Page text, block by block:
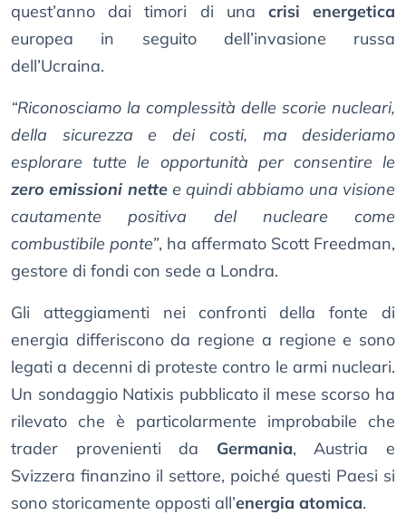
quest’anno dai timori di una crisi energetica
europea in seguito dell’invasione russa
dell’Ucraina.
“Riconosciamo la complessità delle scorie nucleari,
della sicurezza e dei costi, ma desideriamo
esplorare tutte le opportunità per consentire le
zero emissioni nettee quindi abbiamo una visione
cautamente positiva del nucleare come
combustibile ponte”, ha affermato Scott Freedman,
gestore di fondi con sede a Londra.
Gli atteggiamenti nei confronti della fonte di
energia differiscono da regione a regione e sono
legati a decenni di proteste contro le armi nucleari.
Un sondaggio Natixis pubblicato il mese scorso ha
rilevato che è particolarmente improbabile che
trader provenienti da Germania, Austria e
Svizzera finanzino il settore, poiché questi Paesi si
sono storicamente opposti all’energia atomica.